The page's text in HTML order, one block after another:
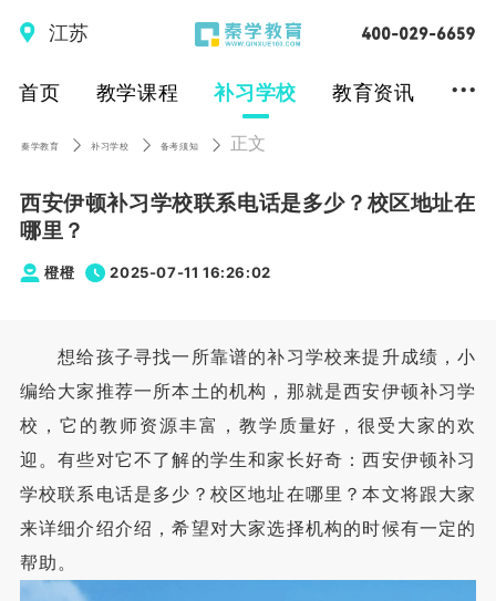
江苏
首页 教学课程 补习学校 教育资讯 ...
秦学教育 补习学校 备考须知 正文
西安伊顿补习学校联系电话是多少？校区地址在
哪里？
橙橙 2025-07-11 16:26:02
想给孩子寻找一所靠谱的补习学校来提升成绩，小
编给大家推荐一所本土的机构，那就是西安伊顿补习学
校，它的教师资源丰富，教学质量好，很受大家的欢
迎。有些对它不了解的学生和家长好奇：西安伊顿补习
学校联系电话是多少？校区地址在哪里？本文将跟大家
来详细介绍介绍，希望对大家选择机构的时候有一定的
帮助。